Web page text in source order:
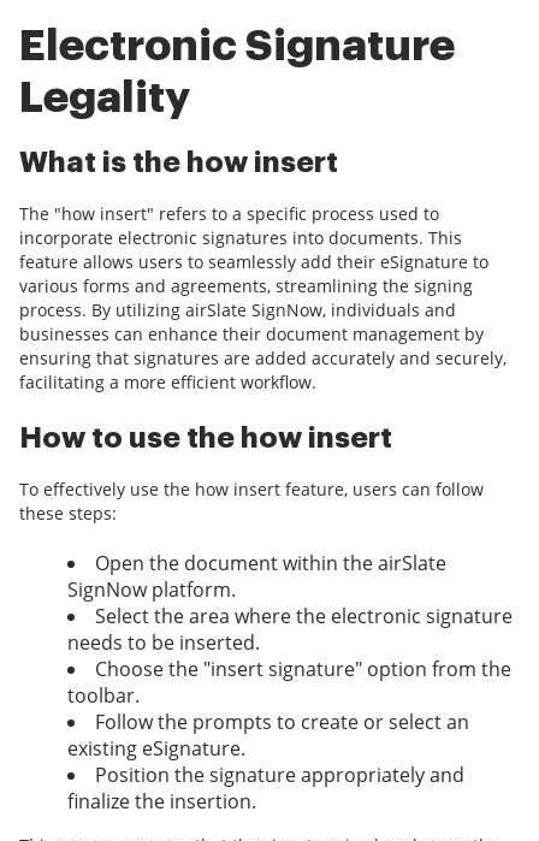
Electronic Signature
Legality
What is the how insert
The "how insert" refers to a specific process used to
incorporate electronic signatures into documents. This
feature allows users to seamlessly add their eSignature to
various forms and agreements, streamlining the signing
process. By utilizing airSlate SignNow, individuals and
businesses can enhance their document management by
ensuring that signatures are added accurately and securely,
facilitating a more efficient workflow.
How to use the how insert
To effectively use the how insert feature, users can follow
these steps:
Open the document within the airSlate
SignNow platform.
Select the area where the electronic signature
needs to be inserted.
Choose the "insert signature" option from the
toolbar.
Follow the prompts to create or select an
existing eSignature.
Position the signature appropriately and
finalize the insertion.